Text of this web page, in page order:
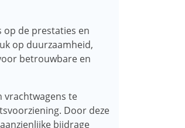
op de prestaties en
op duurzaamheid,
betrouwbare en
vrachtwagens te
Door deze
bijdrage